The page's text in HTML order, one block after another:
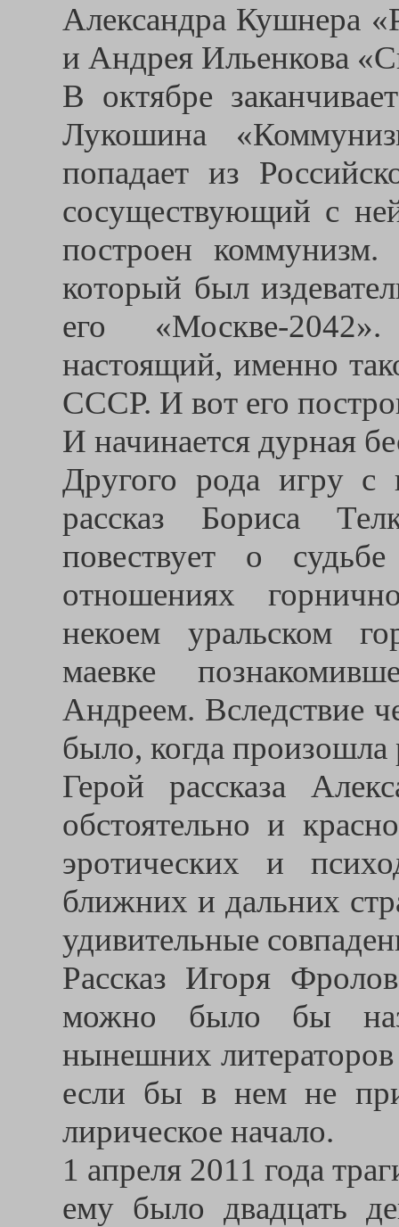
Александра Кушнера
и Андрея Ильенкова
В октябре
Лукошина
попадает из
сосуществующий с
построен
который был
его «Москве-
настоящий, именно
СССР. И вот его
И начинается дурная
Другого рода игру с
рассказ Бориса
повествует о
отношениях
некоем уральском
маевке
Андреем. Вследствие
было, когда
Герой рассказа
обстоятельно и
эротических и
ближних и дальних
удивительные
Рассказ Игоря
можно было бы
нынешних
если бы в нем не
лирическое начало.
1 апреля 2011 года
ему было двадцать